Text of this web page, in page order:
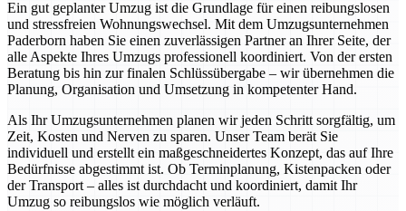
Ein gut geplanter Umzug ist die Grundlage für einen reibungslosen
und stressfreien Wohnungswechsel. Mit dem Umzugsunternehmen
Paderborn haben Sie einen zuverlässigen Partner an Ihrer Seite, der
alle Aspekte Ihres Umzugs professionell koordiniert. Von der ersten
Beratung bis hin zur finalen Schlüssübergabe – wir übernehmen die
Planung, Organisation und Umsetzung in kompetenter Hand.
Als Ihr Umzugsunternehmen planen wir jeden Schritt sorgfältig, um
Zeit, Kosten und Nerven zu sparen. Unser Team berät Sie
individuell und erstellt ein maßgeschneidertes Konzept, das auf Ihre
Bedürfnisse abgestimmt ist. Ob Terminplanung, Kistenpacken oder
der Transport – alles ist durchdacht und koordiniert, damit Ihr
Umzug so reibungslos wie möglich verläuft.